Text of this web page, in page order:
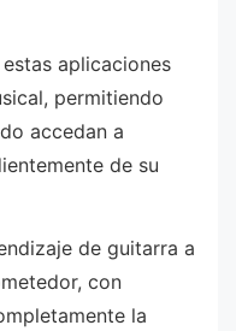
aplicaciones
permitiendo
accedan a
de su
de guitarra a
con
la